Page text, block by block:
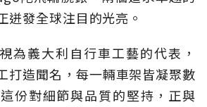
迸發全球注目的光亮。
為義大利自行車工藝的代表，
打造聞名，每一輛車架皆凝聚數
份對細節與品質的堅持，正與